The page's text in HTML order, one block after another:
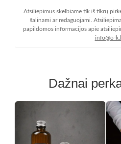
Atsiliepimus skelbiame tik iš tikrų
šalinami ar redaguojami.
papildomos informacijos apie
info@o-
Dažnai